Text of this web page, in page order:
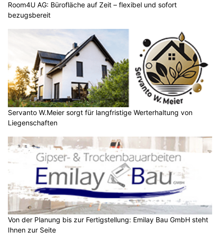
Room4U AG: Bürofläche auf Zeit – flexibel und sofort
bezugsbereit
Servanto W.Meier sorgt für langfristige Werterhaltung von
Liegenschaften
Von der Planung bis zur Fertigstellung: Emilay Bau GmbH steht
Ihnen zur Seite